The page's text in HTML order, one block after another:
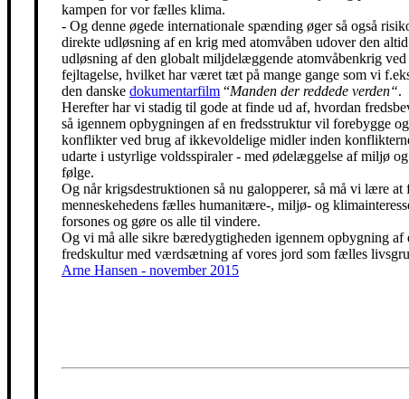
kampen for vor fælles klima.
- Og denne øgede internationale spænding øger så også
direkte udløsning af en krig med atomvåben udover den
udløsning af den globalt miljdelæggende atomvåbenkrig ved
fejltagelse, hvilket har været tæt på mange gange som vi
den danske dokumentarfilm “Manden der reddede verden“.
Herefter har vi stadig til gode at finde ud af, hvordan
så igennem opbygningen af en fredsstruktur vil forebygge
konflikter ved brug af ikkevoldelige midler inden
udarte i ustyrlige voldsspiraler - med ødelæggelse af miljø
følge.
Og når krigsdestruktionen så nu galopperer, så må vi lære at
menneskehedens fælles humanitære-, miljø- og
forsones og gøre os alle til vindere.
Og vi må alle sikre bæredygtigheden igennem opbygning af
fredskultur med værdsætning af vores jord som fælles
Arne Hansen - november 2015